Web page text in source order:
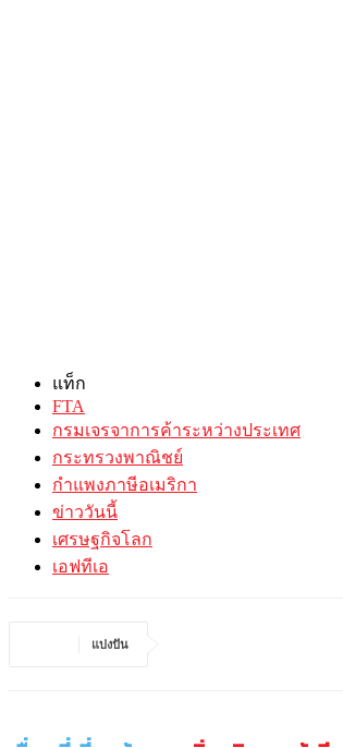
แท็ก
FTA
กรมเจรจาการค้าระหว่างประเทศ
กระทรวงพาณิชย์
กำแพงภาษีอเมริกา
ข่าววันนี้
เศรษฐกิจโลก
เอฟทีเอ
แบ่งปัน